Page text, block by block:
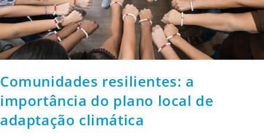
Comunidades resilientes: a
importância do plano local de
adaptação climática